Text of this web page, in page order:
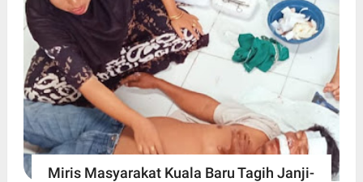
Miris Masyarakat Kuala Baru Tagih Janji-